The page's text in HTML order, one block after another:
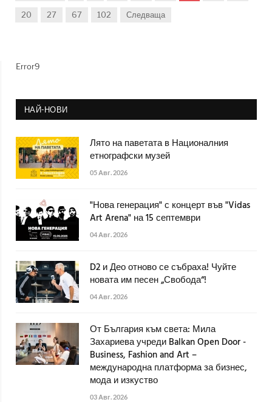
20 27 67 102 Следваща
Error9
НАЙ-НОВИ
Лято на паветата в Националния
етнографски музей
05 Авг. 2026
"Нова генерация" с концерт във "Vidas
Art Arena" на 15 септември
04 Авг. 2026
D2 и Део отново се събраха! Чуйте
новата им песен „Свобода“!
04 Авг. 2026
От България към света: Мила
Захариева учреди Balkan Open Door -
Business, Fashion and Art –
международна платформа за бизнес,
мода и изкуство
03 Авг. 2026